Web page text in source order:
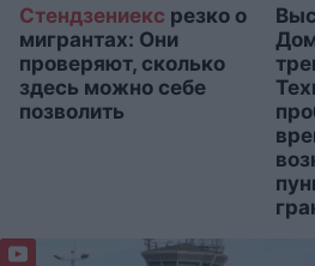
Стендзениекс резко о
мигрантах: Они
проверяют, сколько
здесь можно себе
позволить